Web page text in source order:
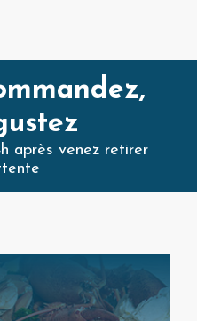
après venez retirer